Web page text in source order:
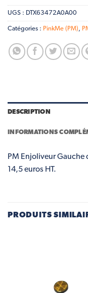
UGS : DTX63472A0A00
Catégories : PinkMe (PM),
DESCRIPTION
INFORMATIONS
PM Enjoliveur Gauche
14,5 euros HT.
PRODUITS